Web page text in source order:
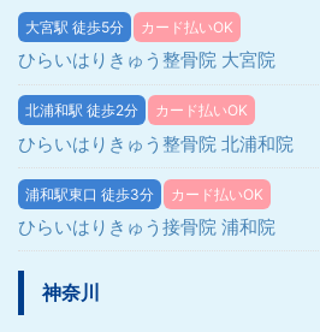
大宮駅 徒歩5分 カード払いOK
ひらいはりきゅう整骨院 大宮院
北浦和駅 徒歩2分 カード払いOK
ひらいはりきゅう整骨院 北浦和院
浦和駅東口 徒歩3分 カード払いOK
ひらいはりきゅう接骨院 浦和院
神奈川